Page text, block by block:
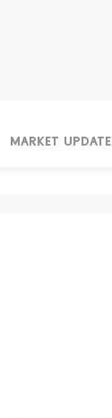
MARKET UPDATE